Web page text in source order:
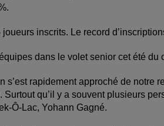
inscrits. Le record
dans le volet senior cet été du
s’est rapidement approché de notre
Surtout qu’il y a souvent plusieurs
Ô-Lac, Yohann Gagné.